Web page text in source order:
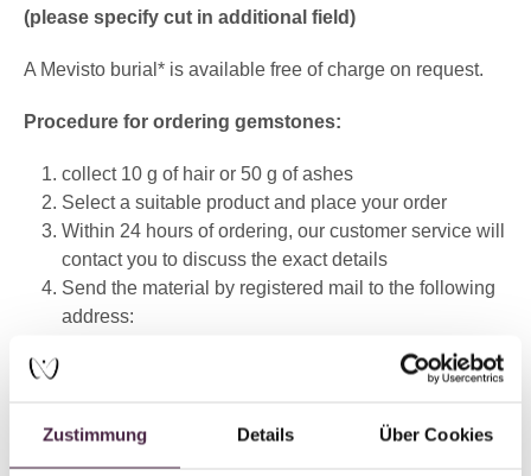
Zustimmung Details Über Cookies
(please specify cut in additional field)
A Mevisto burial* is available free of charge on request.
Procedure for ordering gemstones:
collect 10 g of hair or 50 g of ashes
Select a suitable product and place your order
Within 24 hours of ordering, our customer service will
contact you to discuss the exact details
Send the material by registered mail to the following
address:
4656 Kirchham